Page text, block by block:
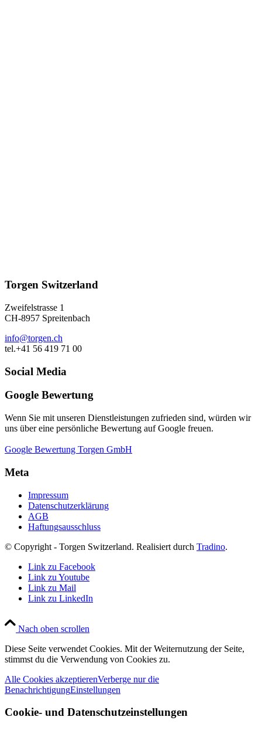
Torgen Switzerland
Zweifelstrasse 1
CH-8957 Spreitenbach
info@torgen.ch
tel.+41 56 419 71 00
Social Media
Google Bewertung
Wenn Sie mit unseren Dienstleistungen zufrieden sind, würden wir
uns über eine persönliche Bewertung auf Google freuen.
Google Bewertung Torgen GmbH
Meta
Impressum
Datenschutzerklärung
AGB
Haftungsausschluss
© Copyright - Torgen Switzerland. Realisiert durch Tradino.
Link zu Facebook
Link zu Youtube
Link zu Mail
Link zu LinkedIn
Nach oben scrollen
Diese Seite verwendet Cookies. Mit der Weiternutzung der Seite,
stimmst du die Verwendung von Cookies zu.
Alle Cookies akzeptierenVerberge nur die
BenachrichtigungEinstellungen
Cookie- und Datenschutzeinstellungen